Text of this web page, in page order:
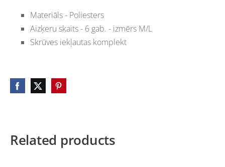
Materiāls - Poliesters
Aizķeru skaits - 6 gab. - izmērs M/L
Skrūves iekļautas komplekt
Related products